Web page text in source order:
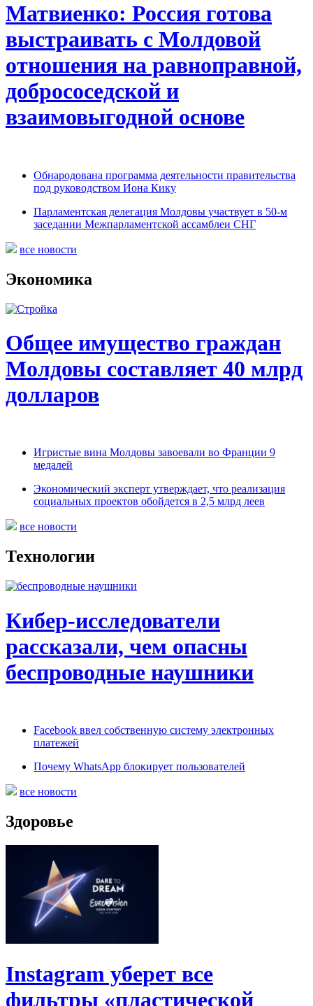
Матвиенко: Россия готова
выстраивать с Молдовой
отношения на равноправной,
добрососедской и
взаимовыгодной основе
Обнародована программа деятельности правительства
под руководством Иона Кику
Парламентская делегация Молдовы участвует в 50-м
заседании Межпарламентской ассамблеи СНГ
все новости
Экономика
Общее имущество граждан
Молдовы составляет 40 млрд
долларов
Игристые вина Молдовы завоевали во Франции 9
медалей
Экономический эксперт утверждает, что реализация
социальных проектов обойдется в 2,5 млрд леев
все новости
Технологии
Кибер-исследователи
рассказали, чем опасны
беспроводные наушники
Facebook ввел собственную систему электронных
платежей
Почему WhatsApp блокирует пользователей
все новости
Здоровье
Instagram уберет все
фильтры «пластической